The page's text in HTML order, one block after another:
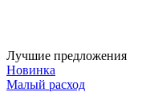
Лучшие предложения
Новинка
Малый расход